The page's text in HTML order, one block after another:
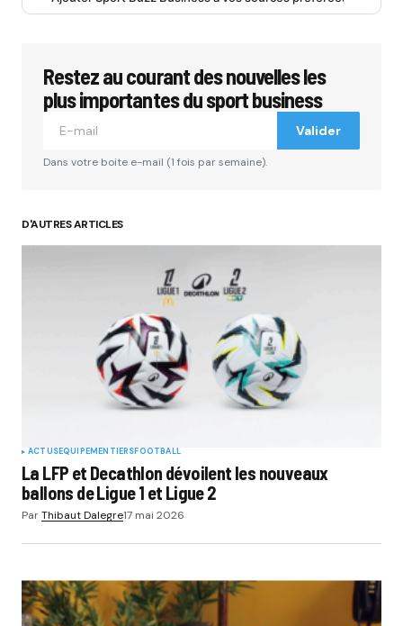
Restez au courant des nouvelles les
plus importantes du sport business
Valider
Dans votre boite e-mail (1 fois par semaine).
D'AUTRES ARTICLES
ACTUSEQUIPEMENTIERSFOOTBALL
La LFP et Decathlon dévoilent les nouveaux
ballons de Ligue 1 et Ligue 2
ParThibaut Dalegre17 mai 2026